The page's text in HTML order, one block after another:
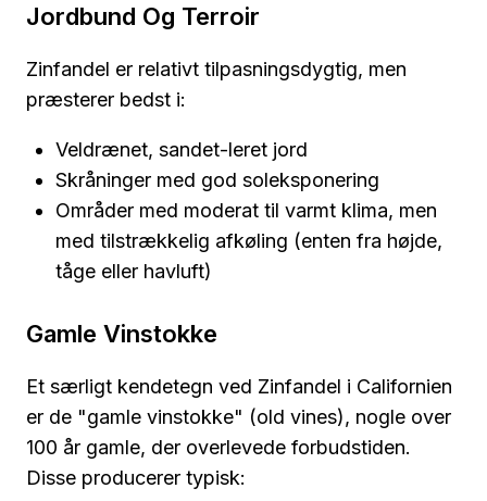
Jordbund Og Terroir
Zinfandel er relativt tilpasningsdygtig, men
præsterer bedst i:
Veldrænet, sandet-leret jord
Skråninger med god soleksponering
Områder med moderat til varmt klima, men
med tilstrækkelig afkøling (enten fra højde,
tåge eller havluft)
Gamle Vinstokke
Et særligt kendetegn ved Zinfandel i Californien
er de "gamle vinstokke" (old vines), nogle over
100 år gamle, der overlevede forbudstiden.
Disse producerer typisk: